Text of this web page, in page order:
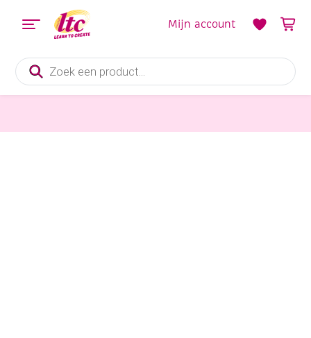
Producten
zoeken
Mijn account